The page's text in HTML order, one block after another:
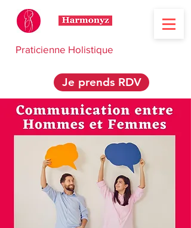
Je prends RDV
Praticienne Holistique